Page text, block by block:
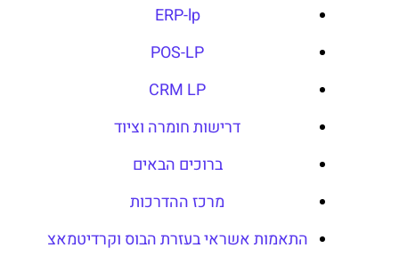
ERP-lp
POS-LP
CRM LP
דרישות חומרה וציוד
ברוכים הבאים
מרכז ההדרכות
התאמות אשראי בעזרת הבוס וקרדיטמאצ